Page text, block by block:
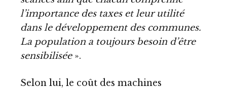
l’importance des taxes et leur utilité
dans le développement des communes.
La population a toujours besoin d’être
sensibilisée ».
Selon lui, le coût des machines